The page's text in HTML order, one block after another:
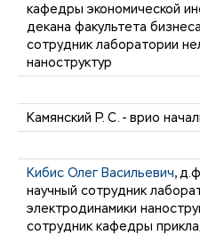
кафедры экономической
декана факультета
сотрудник лаборатории
наноструктур
Камянский Р. С. - врио
Кибис Олег Васильевич,
научный сотрудник
электродинамики
сотрудник кафедры